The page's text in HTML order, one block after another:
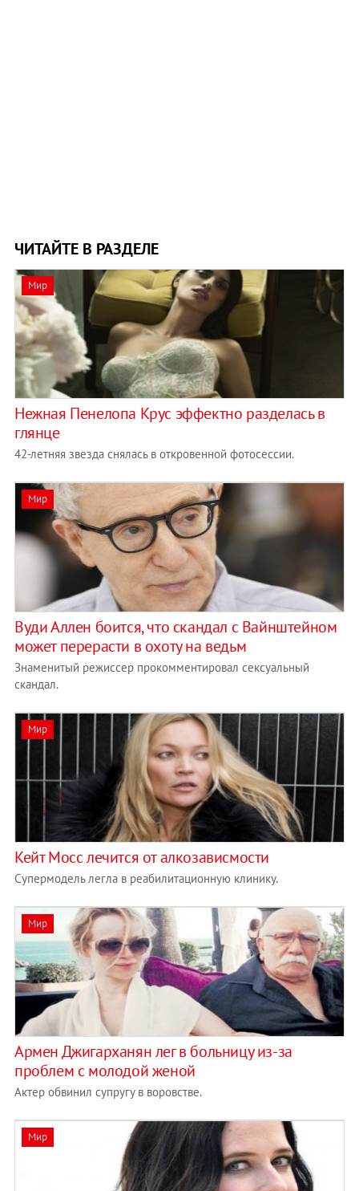
ЧИТАЙТЕ В РАЗДЕЛЕ
Мир
Нежная Пенелопа Крус эффектно разделась в
глянце
42-летняя звезда снялась в откровенной фотосессии.
Мир
Вуди Аллен боится, что скандал с Вайнштейном
может перерасти в охоту на ведьм
Знаменитый режиссер прокомментировал сексуальный
скандал.
Мир
Кейт Мосс лечится от алкозависмости
Супермодель легла в реабилитационную клинику.
Мир
Армен Джигарханян лег в больницу из-за
проблем с молодой женой
Актер обвинил супругу в воровстве.
Мир